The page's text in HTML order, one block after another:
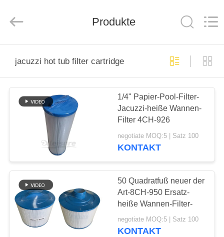
PRODUCTS
ABOUT
FACTORY
TOUR
QUALITY
CONTROL
Reserved.
Developed
Produkte
jacuzzi hot tub filter cartridge
1/4" Papier-Pool-Filter-
Jacuzzi-heiße Wannen-
Filter 4CH-926
negotiate MOQ:5 | Satz 100
KONTAKT
50 Quadratfuß neuer der
Art-8CH-950 Ersatz-
heiße Wannen-Filter-
negotiate MOQ:5 | Satz 100
KONTAKT